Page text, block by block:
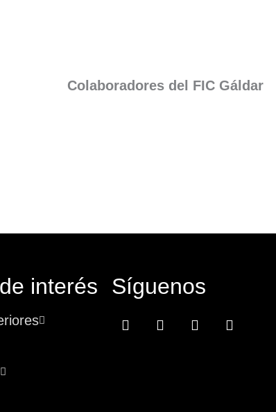
Colaboradores del FIC Gáldar
interés Síguenos
Facebook-
f
Instagram
Icon-
x
Youtube